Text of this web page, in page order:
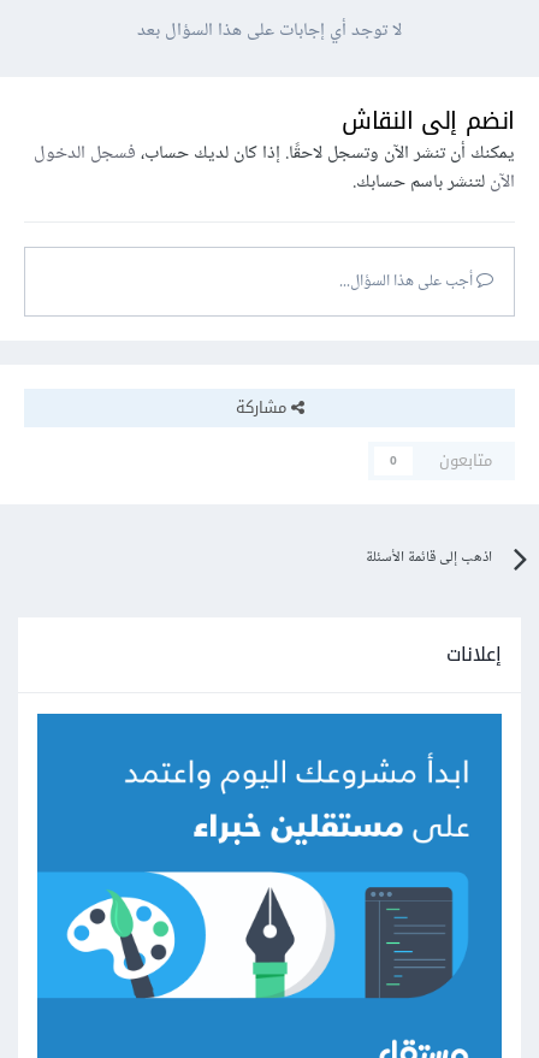
لا توجد أي إجابات على هذا السؤال بعد
انضم إلى النقاش
يمكنك أن تنشر الآن وتسجل لاحقًا. إذا كان لديك حساب،فسجل الدخول
الآنلتنشر باسم حسابك.
أجب على هذا السؤال...
مشاركة
متابعون
0
اذهب إلى قائمة الأسئلة
إعلانات